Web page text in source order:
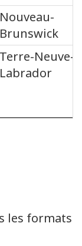
Nouveau-
Brunswick
Terre-Neuve-
Labrador
les formats